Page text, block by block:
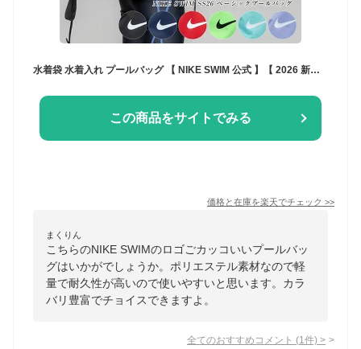
水着袋 水着入れ プールバッグ 【 NIKE SWIM 公式 】【 2026 新商品 】 ベーシックプールバッグ 1994039 ナイキ スイムバック バッグ スイミング 水泳 男の子 女の子 男子 女子 男児 女児 袋 スイミングスクール 水泳授業 小学生 小学校 中学生 中学校 ボーイズ ガールズ
この商品をサイトでみる
価格と在庫を楽天でチェック >>
まくりん
こちらのNIKE SWIMのロゴごカッコいいプールバッ
グはいかがでしょうか。ポリエステル素材なので軽
量で耐久性が高いので使いやすいと思います。カラ
バリ豊富でチョイスできますよ。
全てのおすすめコメント (1 件) >